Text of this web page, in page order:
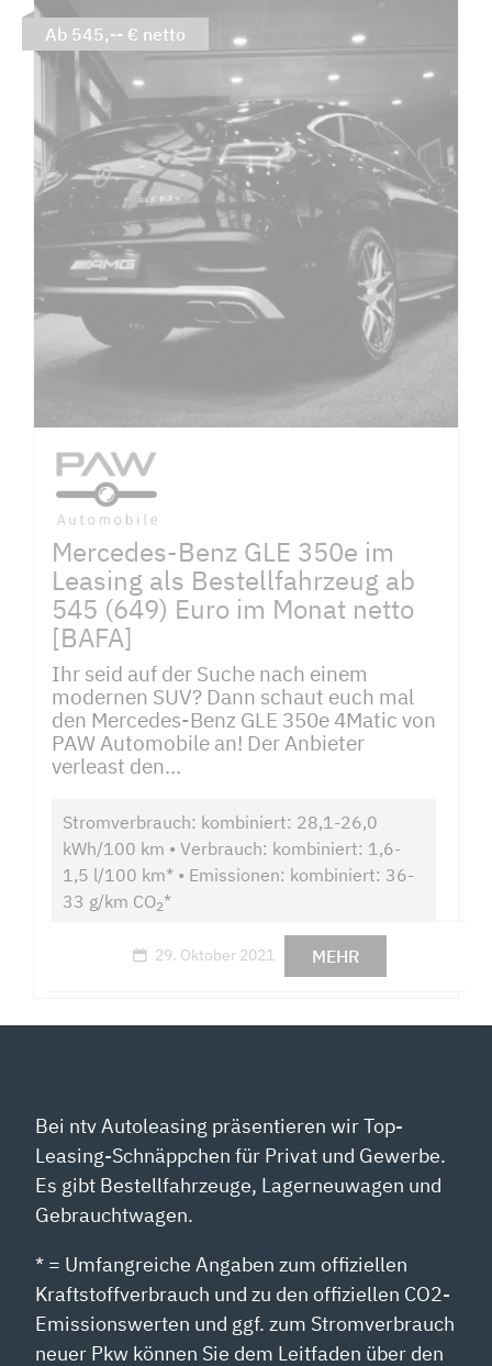
Mercedes-Benz GLE 350e im
Leasing als Bestellfahrzeug ab
545 (649) Euro im Monat netto
[BAFA]
Ihr seid auf der Suche nach einem
modernen SUV? Dann schaut euch mal
den Mercedes-Benz GLE 350e 4Matic von
PAW Automobile an! Der Anbieter
verleast den...
Stromverbrauch: kombiniert: 28,1-26,0
kWh/100 km • Verbrauch: kombiniert: 1,6-
1,5 l/100 km* • Emissionen: kombiniert: 36-
33 g/km CO2*
29. Oktober 2021 MEHR
Ab 545,-- € netto
Bei ntv Autoleasing präsentieren wir Top-
Leasing-Schnäppchen für Privat und Gewerbe.
Es gibt Bestellfahrzeuge, Lagerneuwagen und
Gebrauchtwagen.
* = Umfangreiche Angaben zum offiziellen
Kraftstoffverbrauch und zu den offiziellen CO2-
Emissionswerten und ggf. zum Stromverbrauch
neuer Pkw können Sie dem Leitfaden über den